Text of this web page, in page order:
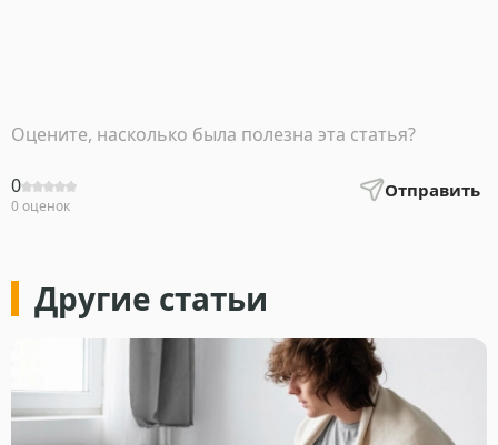
Оцените, насколько была полезна эта статья?
0
0 оценок
Отправить
Другие статьи